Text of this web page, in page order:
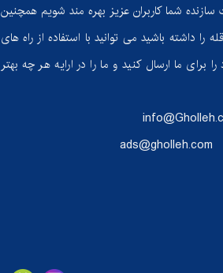
سازنده شما کاربران عزیز بهره مند شویم همچنین
را داشته باشید می توانید با استفاده از راه های
برای ما ارسال کنید و ما را در ارایه هر چه بهتر
ads@gholleh.com